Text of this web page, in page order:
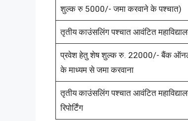
शुल्क रु 5000/- जमा करवाने के पश्चात)
तृतीय काउंसलिंग पश्चात आवंटित
प्रवेश हेतु शेष शुल्क रु. 22000/- बैंक
के माध्यम से जमा करवाना
तृतीय काउंसलिंग पश्चात आवंटित
रिपोर्टिंग